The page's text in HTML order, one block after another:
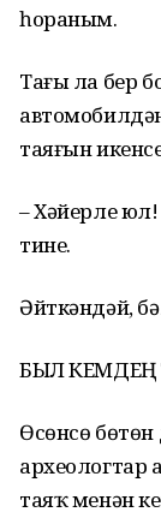
һораным.
Тағы ла бер
таяғын
– Хәйерле
тине.
Әйткәндәй,
БЫЛ КЕМДЕҢ
Өсөнсө
таяҡ менән